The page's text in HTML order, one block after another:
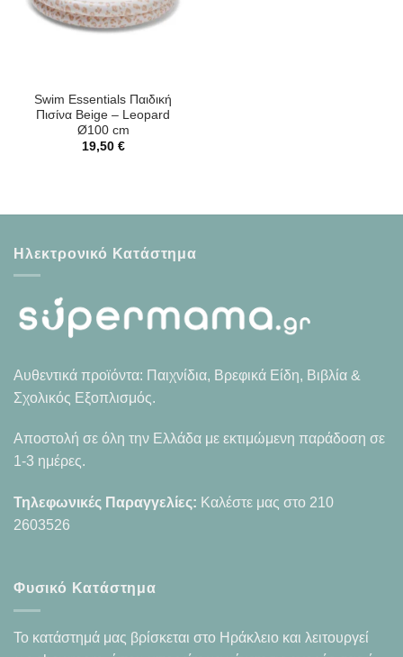
Swim Essentials Παιδική
Πισίνα Beige – Leopard
Ø100 cm
19,50 €
Ηλεκτρονικό Κατάστημα
Αυθεντικά προϊόντα: Παιχνίδια, Βρεφικά Είδη, Βιβλία &
Σχολικός Εξοπλισμός.
Αποστολή σε όλη την Ελλάδα με εκτιμώμενη παράδοση σε
1-3 ημέρες.
Τηλεφωνικές Παραγγελίες: Καλέστε μας στο 210
2603526
Φυσικό Κατάστημα
Το κατάστημά μας βρίσκεται στο Ηράκλειο και λειτουργεί